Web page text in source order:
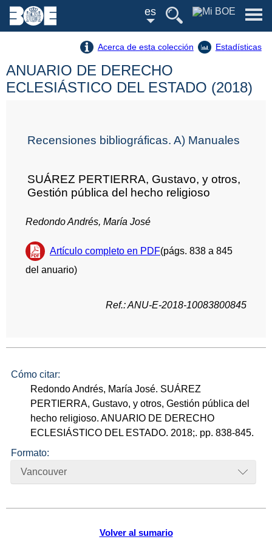
es
Acerca de esta colección Estadísticas
Volver al sumario
ANUARIO DE DERECHO
ECLESIÁSTICO DEL ESTADO (2018)
Recensiones bibliográficas. A) Manuales
SUÁREZ PERTIERRA, Gustavo, y otros,
Gestión pública del hecho religioso
Redondo Andrés, María José
Artículo completo en PDF(págs. 838 a 845
del anuario)
Ref.: ANU-E-2018-10083800845
Cómo citar:
Redondo Andrés, María José. SUÁREZ
PERTIERRA, Gustavo, y otros, Gestión pública del
hecho religioso. ANUARIO DE DERECHO
ECLESIÁSTICO DEL ESTADO. 2018;. pp. 838-845.
Formato:
Vancouver